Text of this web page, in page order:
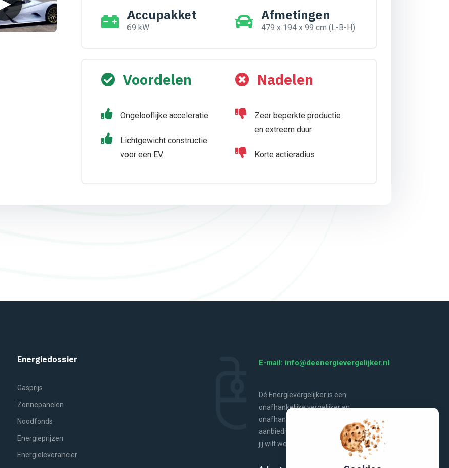
Accupakket
69 kW
Afmetingen
479 x 194 x 99 cm (L-B-H)
Voordelen
Ongelooflijke acceleratie
Lichtgewicht constructie
voor een EV
Nadelen
Zeer beperkte productie
en extreem duur
Korte actieradius
Energiedossier
Gasprijs
Zonnepanelen
Noodfonds
Energieprijzen
Energieleverancier
E-mail: info@deenergievergelijker.nl
Dé Energievergelijker is een
onafhankelijke vergelijker en
onafhankelijke bron van energienieuws,
aanbiedingen, handige tools en alles wat
jij wilt weten over energie.